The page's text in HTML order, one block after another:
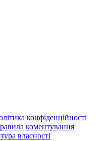
конфіденційності
коментування
власності